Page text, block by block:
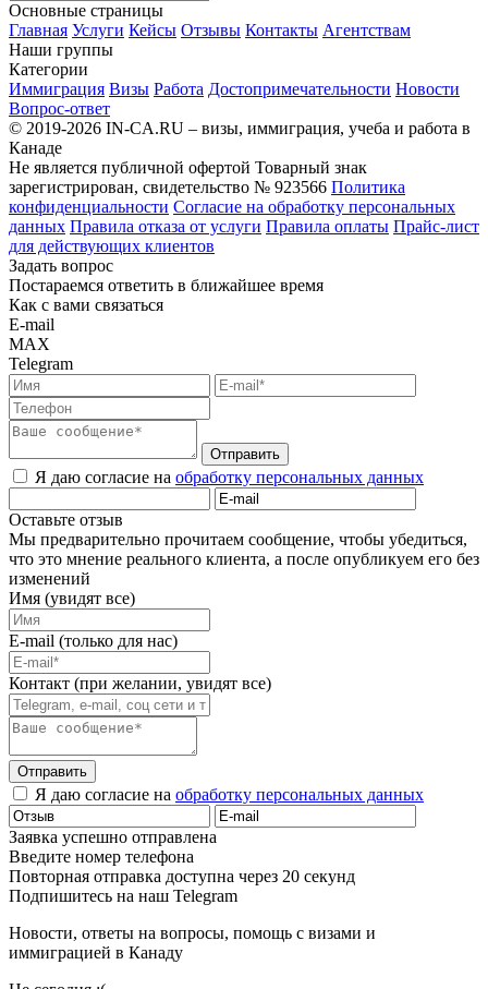
Основные страницы
Главная Услуги Кейсы Отзывы Контакты Агентствам
Наши группы
Категории
Иммиграция Визы Работа Достопримечательности Новости
Вопрос-ответ
© 2019-2026 IN-CA.RU – визы, иммиграция, учеба и работа в
Канаде
Не является публичной офертой Товарный знак
зарегистрирован, свидетельство № 923566 Политика
конфиденциальности Согласие на обработку персональных
данных Правила отказа от услуги Правила оплаты Прайс-лист
для действующих клиентов
Задать вопрос
Постараемся ответить в ближайшее время
Как с вами связаться
E-mail
MAX
Telegram
Отправить
Я даю согласие на обработку персональных данных
Оставьте отзыв
Мы предварительно прочитаем сообщение, чтобы убедиться,
что это мнение реального клиента, а после опубликуем его без
изменений
Имя (увидят все)
E-mail (только для нас)
Контакт (при желании, увидят все)
Отправить
Я даю согласие на обработку персональных данных
Заявка успешно отправлена
Введите номер телефона
Повторная отправка доступна через 20 секунд
Подпишитесь на наш Telegram
Новости, ответы на вопросы, помощь с визами и
иммиграцией в Канаду